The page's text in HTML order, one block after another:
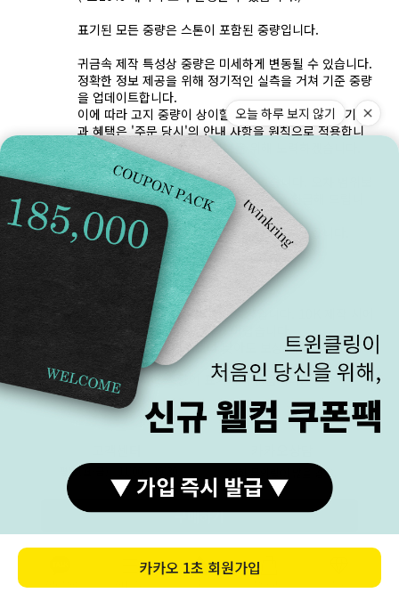
구매하기
표기된 모든 중량은 스톤이 포함된 중량입니다.
귀금속 제작 특성상 중량은 미세하게 변동될 수 있습니다.
정확한 정보 제공을 위해 정기적인 실측을 거쳐 기준 중량
을 업데이트합니다.
이에 따라 고지 중량이 상이할 수 있으나, 모든 중량 기준
과 혜택은 '주문 당시'의 안내 사항을 원칙으로 적용합니
다. 최상의 품질과 투명한 정보를 위해 노력하겠습니다.
기준 중량보다 높아도 추가 금액은 없습니다. 오차 범위보
다 낮게 제작되면? 부족한 중량만큼 현금 환급해 드립니
다.
현금 환급 보상 외 무리한 요구는 정중히 사양합니다.
< 환급 계산법 >
표준 중량 x 0.9 - 실 중량 = 환급 중량
환급 중량 x 시세 ÷ 3.75 = 환급 금액
표준 고시 중량은 14K 기준의 중량입니다. 10K 제작 시에
중량 표본이 적어서 예상하기 어렵습니다.
10K는 10% 오차 범위보다 낮아도 보상 제외합니다.
< 실버 >
실버는 보증서에 중량이 표기되지 않습니다.
평일(월-금)
주말(토-일)
점심시간
전화 상담 불가
전화 문의량이 많을 경우,
카카오톡으로 문의 주시면
순차적으로 상담 드립니다.
오늘 하루 보지 않기
카카오 1초 회원가입